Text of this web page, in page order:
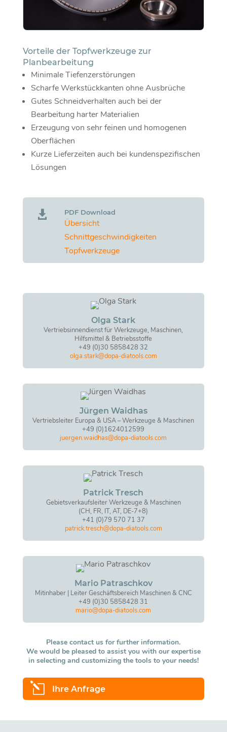
Vorteile der Topfwerkzeuge zur
Planbearbeitung
Minimale Tiefenzerstörungen
Scharfe Werkstückkanten ohne Ausbrüche
Gutes Schneidverhalten auch bei der
Bearbeitung harter Materialien
Erzeugung von sehr feinen und homogenen
Oberflächen
Kurze Lieferzeiten auch bei kundenspezifischen
Lösungen
 PDF Download
Übersicht
Schnittgeschwindigkeiten
Topfwerkzeuge
Olga Stark
Vertriebsinnendienst für Werkzeuge, Maschinen,
Hilfsmittel & Betriebsstoffe
+49 (0)30 5858428 32
olga.stark@dopa-diatools.com
Jürgen Waidhas
Vertriebsleiter Europa & USA – Werkzeuge & Maschinen
+49 (0)1624012599
juergen.waidhas@dopa-diatools.com
Patrick Tresch
Gebietsverkaufsleiter Werkzeuge & Maschinen
(CH, FR, IT, AT, DE-7+8)
+41 (0)79 570 71 37
patrick.tresch@dopa-diatools.com
Mario Patraschkov
Mitinhaber | Leiter Geschäftsbereich Maschinen & CNC
+49 (0)30 5858428 31
mario@dopa-diatools.com
Please contact us for further information.
We would be pleased to assist you with our expertise
in selecting and customizing the tools to your needs!
l Ihre Anfrage